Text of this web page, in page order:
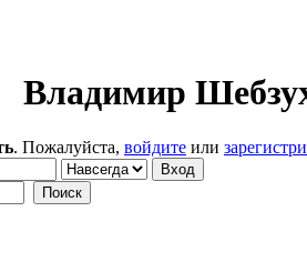
Владимир
. Пожалуйста, войдите или